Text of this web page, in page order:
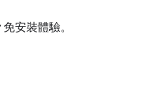
安裝體驗。